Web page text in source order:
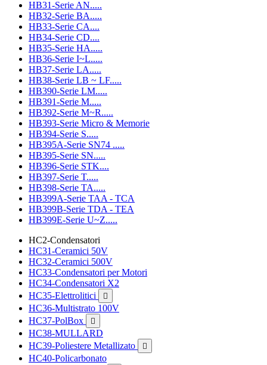
HB31-Serie AN.....
HB32-Serie BA.....
HB33-Serie CA....
HB34-Serie CD....
HB35-Serie HA.....
HB36-Serie I~L.....
HB37-Serie LA.....
HB38-Serie LB ~ LF.....
HB390-Serie LM.....
HB391-Serie M.....
HB392-Serie M~R.....
HB393-Serie Micro & Memorie
HB394-Serie S.....
HB395A-Serie SN74 .....
HB395-Serie SN.....
HB396-Serie STK....
HB397-Serie T.....
HB398-Serie TA.....
HB399A-Serie TAA - TCA
HB399B-Serie TDA - TEA
HB399E-Serie U~Z.....
HC2-Condensatori
HC31-Ceramici 50V
HC32-Ceramici 500V
HC33-Condensatori per Motori
HC34-Condensatori X2
HC35-Elettrolitici

HC36-Multistrato 100V
HC37-PolBox

HC38-MULLARD
HC39-Poliestere Metallizato

HC40-Policarbonato